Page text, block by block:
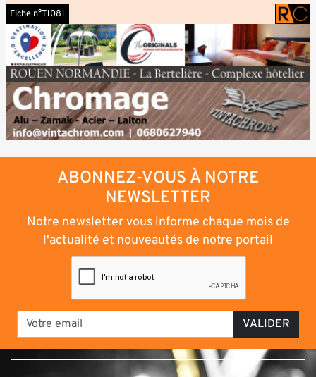
Fiche n°T1081
ABONNEZ-VOUS À NOTRE
NEWSLETTER
Notre newsletter vous informe chaque mois de
l'actualité et nouveautés de notre portail
VALIDER